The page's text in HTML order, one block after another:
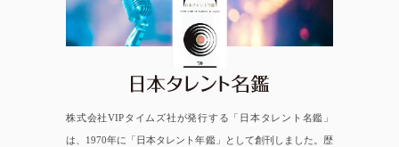
日本タレント名鑑
株式会社VIPタイムズ社が発行する「日本タレント名鑑」
は、1970年に「日本タレント年鑑」として創刊しました。歴